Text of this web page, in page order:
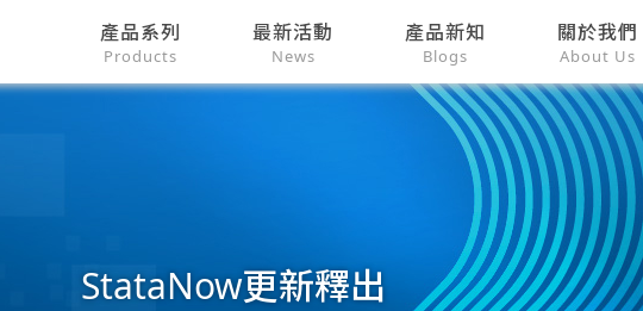
產品系列
Products
最新活動
News
產品新知
Blogs
關於我們
About Us
StataNow更新釋出